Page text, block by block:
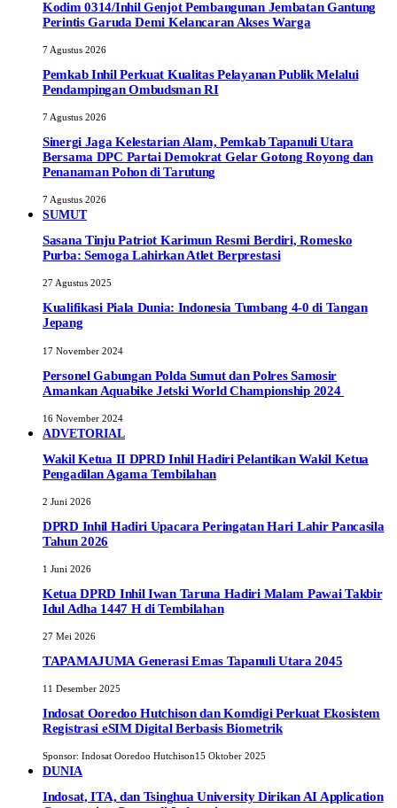
Kodim 0314/Inhil Genjot Pembangunan Jembatan Gantung
Perintis Garuda Demi Kelancaran Akses Warga
7 Agustus 2026
Pemkab Inhil Perkuat Kualitas Pelayanan Publik Melalui
Pendampingan Ombudsman RI
7 Agustus 2026
‎Sinergi Jaga Kelestarian Alam, Pemkab Tapanuli Utara
Bersama DPC Partai Demokrat Gelar Gotong Royong dan
Penanaman Pohon di Tarutung
7 Agustus 2026
SUMUT
Sasana Tinju Patriot Karimun Resmi Berdiri, Romesko
Purba: Semoga Lahirkan Atlet Berprestasi
27 Agustus 2025
Kualifikasi Piala Dunia: Indonesia Tumbang 4-0 di Tangan
Jepang
17 November 2024
Personel Gabungan Polda Sumut dan Polres Samosir
Amankan Aquabike Jetski World Championship 2024
16 November 2024
ADVETORIAL
Wakil Ketua II DPRD Inhil Hadiri Pelantikan Wakil Ketua
Pengadilan Agama Tembilahan
2 Juni 2026
DPRD Inhil Hadiri Upacara Peringatan Hari Lahir Pancasila
Tahun 2026
1 Juni 2026
Ketua DPRD Inhil Iwan Taruna Hadiri Malam Pawai Takbir
Idul Adha 1447 H di Tembilahan
27 Mei 2026
TAPAMAJUMA Generasi Emas Tapanuli Utara 2045
11 Desember 2025
Indosat Ooredoo Hutchison dan Komdigi Perkuat Ekosistem
Registrasi eSIM Digital Berbasis Biometrik
Sponsor: Indosat Ooredoo Hutchison15 Oktober 2025
DUNIA
Indosat, ITA, dan Tsinghua University Dirikan AI Application